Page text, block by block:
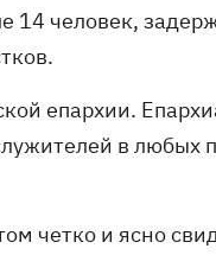
14 человек,
епархии.
в любых
четко и ясно